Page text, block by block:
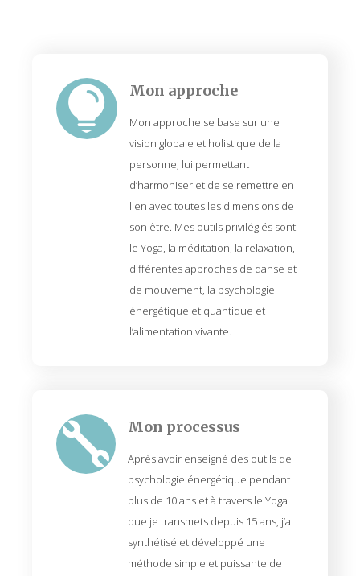
 Mon approche
Mon approche se base sur une
vision globale et holistique de la
personne, lui permettant
d’harmoniser et de se remettre en
lien avec toutes les dimensions de
son être. Mes outils privilégiés sont
le Yoga, la méditation, la relaxation,
différentes approches de danse et
de mouvement, la psychologie
énergétique et quantique et
l’alimentation vivante.
 Mon processus
Après avoir enseigné des outils de
psychologie énergétique pendant
plus de 10 ans et à travers le Yoga
que je transmets depuis 15 ans, j’ai
synthétisé et développé une
méthode simple et puissante de